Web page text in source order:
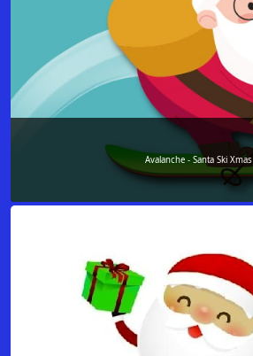
Avalanche - Santa Ski Xmas